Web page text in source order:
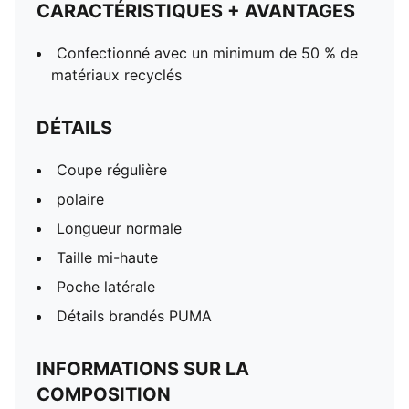
CARACTÉRISTIQUES + AVANTAGES
Confectionné avec un minimum de 50 % de
matériaux recyclés
DÉTAILS
Coupe régulière
polaire
Longueur normale
Taille mi-haute
Poche latérale
Détails brandés PUMA
INFORMATIONS SUR LA
COMPOSITION